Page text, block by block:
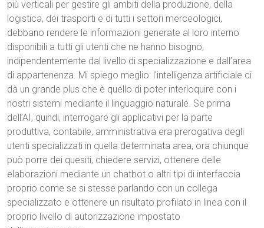
più verticali per gestire gli ambiti della produzione, della
logistica, dei trasporti e di tutti i settori merceologici,
debbano rendere le informazioni generate al loro interno
disponibili a tutti gli utenti che ne hanno bisogno,
indipendentemente dal livello di specializzazione e dall’area
di appartenenza. Mi spiego meglio: l'intelligenza artificiale ci
dà un grande plus che è quello di poter interloquire con i
nostri sistemi mediante il linguaggio naturale. Se prima
dell’AI, quindi, interrogare gli applicativi per la parte
produttiva, contabile, amministrativa era prerogativa degli
utenti specializzati in quella determinata area, ora chiunque
può porre dei quesiti, chiedere servizi, ottenere delle
elaborazioni mediante un chatbot o altri tipi di interfaccia
proprio come se si stesse parlando con un collega
specializzato e ottenere un risultato profilato in linea con il
proprio livello di autorizzazione impostato